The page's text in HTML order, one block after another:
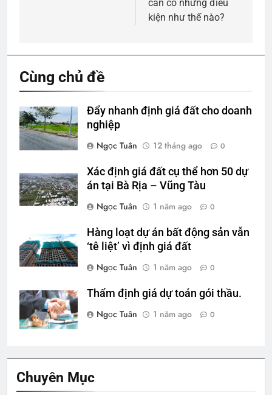
cần có những điều
kiện như thế nào?
Cùng chủ đề
Đẩy nhanh định giá đất cho doanh
nghiệp
Ngọc Tuân
12 tháng ago 0
Xác định giá đất cụ thể hơn 50 dự
án tại Bà Rịa – Vũng Tàu
Ngọc Tuân
1 năm ago 0
Hàng loạt dự án bất động sản vẫn
‘tê liệt’ vì định giá đất
Ngọc Tuân
1 năm ago 0
Thẩm định giá dự toán gói thầu.
Ngọc Tuân
1 năm ago 0
Chuyên Mục